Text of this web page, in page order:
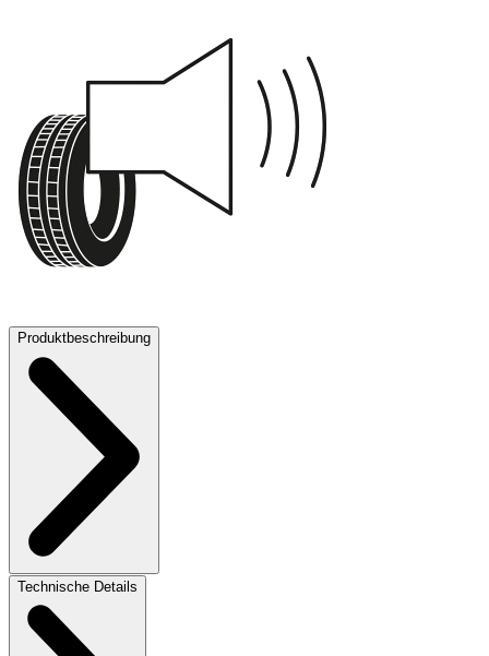
Produktbeschreibung
Technische Details